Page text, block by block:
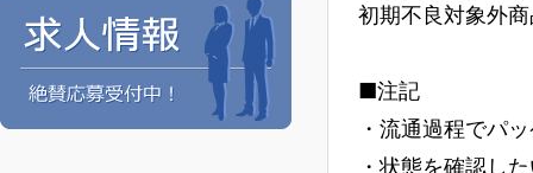
初期不良対象外
■注記
・流通過程でパ
・状態を確認し